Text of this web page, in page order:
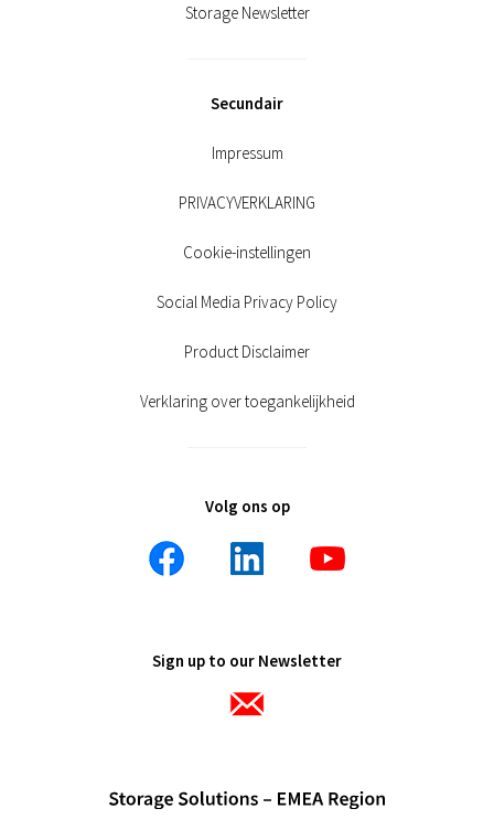
Storage Newsletter
Secundair
Impressum
PRIVACYVERKLARING
Cookie-instellingen
Social Media Privacy Policy
Product Disclaimer
Verklaring over toegankelijkheid
Volg ons op
Sign up to our Newsletter